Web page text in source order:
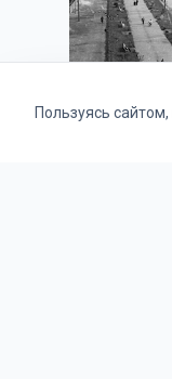
Пользуясь